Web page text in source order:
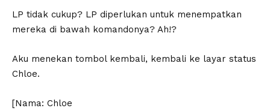
LP tidak cukup? LP diperlukan untuk menempatkan
mereka di bawah komandonya? Ah!?
Aku menekan tombol kembali, kembali ke layar status
Chloe.
[Nama: Chloe